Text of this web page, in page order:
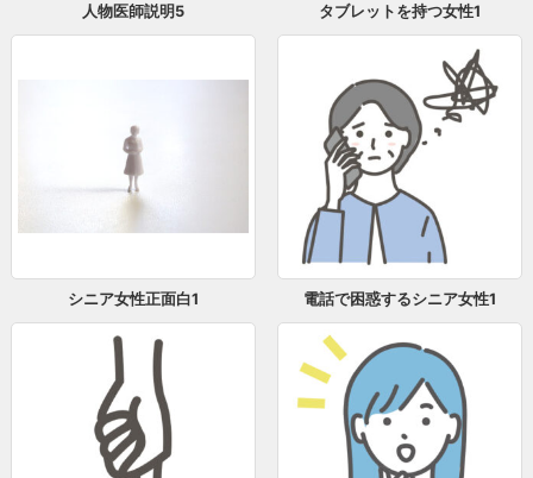
人物医師説明5 タブレットを持つ女性1
シニア女性正面白1 電話で困惑するシニア女性1